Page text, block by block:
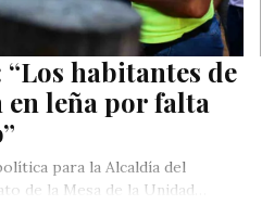
habitantes de
leña por falta
para la Alcaldía del
de la Mesa de la Unidad…